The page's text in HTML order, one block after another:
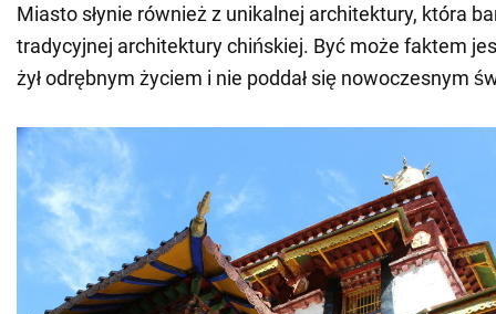
Miasto słynie również z unikalnej architektury, która
tradycyjnej architektury chińskiej. Być może faktem
żył odrębnym życiem i nie poddał się nowoczesnym